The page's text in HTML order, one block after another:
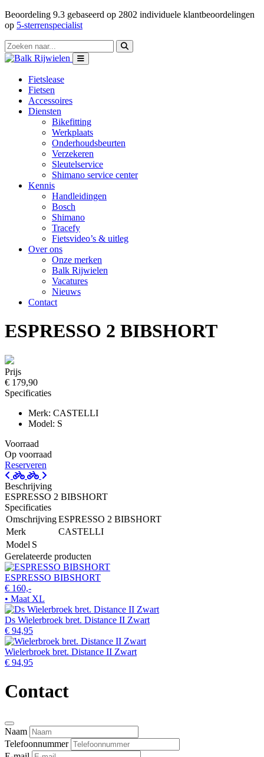
Beoordeling 9.3 gebaseerd op 2802 individuele klantbeoordelingen
op 5-sterrenspecialist
Fietslease
Fietsen
Accessoires
Diensten
Bikefitting
Werkplaats
Onderhoudsbeurten
Verzekeren
Sleutelservice
Shimano service center
Kennis
Handleidingen
Bosch
Shimano
Tracefy
Fietsvideo’s & uitleg
Over ons
Onze merken
Balk Rijwielen
Vacatures
Nieuws
Contact
ESPRESSO 2 BIBSHORT
Prijs
€ 179,90
Specificaties
Merk: CASTELLI
Model: S
Voorraad
Op voorraad
Reserveren
Beschrijving
ESPRESSO 2 BIBSHORT
Specificaties
OmschrijvingESPRESSO 2 BIBSHORT
Merk
CASTELLI
Model S
Gerelateerde producten
ESPRESSO BIBSHORT
€ 160,-
• Maat XL
Ds Wielerbroek bret. Distance II Zwart
€ 94,95
Wielerbroek bret. Distance II Zwart
€ 94,95
Contact
Naam
Telefoonnummer